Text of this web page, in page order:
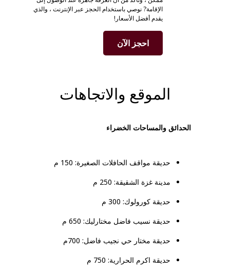
الإقامة? نوصي باستخدام الحجز عبر الإنترنت ، والذي
يقدم أفضل الأسعار!
احجز الآن
الموقع والاتجاهات
الحدائق والمساحات الخضراء
حديقة مواقف الحافلات الصغيرة: 150 م
مدينة غزة الشقيقة: 250 م
حديقة كورولوك: 300 م
حديقة نسيب فاضل مختارليك: 650 م
حديقة مختار حي نجيب فاضل: 700م
حديقة اكرم الحرارية: 750 م